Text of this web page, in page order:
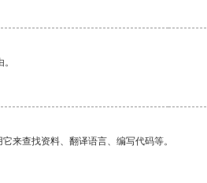
来查找资料、翻译语言、编写代码等。